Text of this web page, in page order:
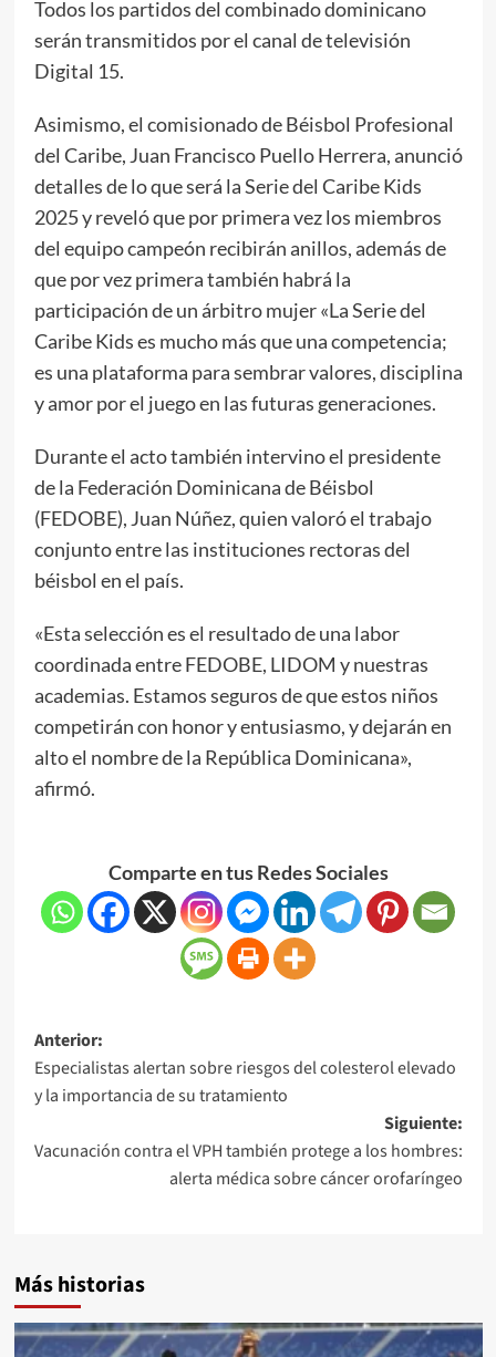
Todos los partidos del combinado dominicano
serán transmitidos por el canal de televisión
Digital 15.
Asimismo, el comisionado de Béisbol Profesional
del Caribe, Juan Francisco Puello Herrera, anunció
detalles de lo que será la Serie del Caribe Kids
2025 y reveló que por primera vez los miembros
del equipo campeón recibirán anillos, además de
que por vez primera también habrá la
participación de un árbitro mujer «La Serie del
Caribe Kids es mucho más que una competencia;
es una plataforma para sembrar valores, disciplina
y amor por el juego en las futuras generaciones.
Durante el acto también intervino el presidente
de la Federación Dominicana de Béisbol
(FEDOBE), Juan Núñez, quien valoró el trabajo
conjunto entre las instituciones rectoras del
béisbol en el país.
«Esta selección es el resultado de una labor
coordinada entre FEDOBE, LIDOM y nuestras
academias. Estamos seguros de que estos niños
competirán con honor y entusiasmo, y dejarán en
alto el nombre de la República Dominicana»,
afirmó.
Comparte en tus Redes Sociales
Anterior:
Especialistas alertan sobre riesgos del colesterol elevado
y la importancia de su tratamiento
Siguiente:
Vacunación contra el VPH también protege a los hombres:
alerta médica sobre cáncer orofaríngeo
Más historias